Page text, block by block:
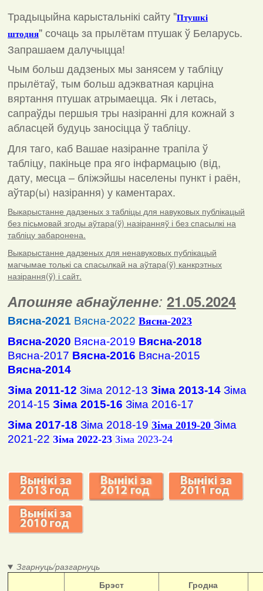
Традыцыйна карыстальнікі сайту "Птушкі
штодня"сочаць за прылётам птушак ў Беларусь.
Запрашаем далучыцца!
Чым больш дадзеных мы занясем у табліцу
прылётаў, тым больш адэкватная карціна
вяртання птушак атрымаецца. Як і летась,
сапраўды першыя тры назіранні для кожнай з
абласцей будуць заносіцца ў табліцу.
Для таго, каб Вашае назіранне трапіла ў
табліцу, пакіньце пра яго інфармацыю (від,
дату, месца – бліжэйшы населены пункт і раён,
аўтар(ы) назірання) у каментарах.
Выкарыстанне дадзеных з табліцы для навуковых публікацый
без пісьмовай згоды аўтара(ў) назіранняў і без спасылкі на
табліцу забаронена.
Выкарыстанне дадзеных для ненавуковых публікацый
магчымае толькі са спасылкай на аўтара(ў) канкрэтных
назірання(ў) і сайт.
Апошняе абнаўленне: 21.05.2024
Вясна-2021 Вясна-2022 Вясна-2023
Вясна-2020 Вясна-2019 Вясна-2018
Вясна-2017 Вясна-2016 Вясна-2015
Вясна-2014
Зіма 2011-12 Зіма 2012-13 Зіма 2013-14 Зіма
2014-15 Зіма 2015-16 Зіма 2016-17
Зіма 2017-18 Зіма 2018-19 Зіма 2019-20 Зіма
2021-22 Зіма 2022-23 Зіма 2023-24
Згарнуць/разгарнуць
Брэст
Гродна